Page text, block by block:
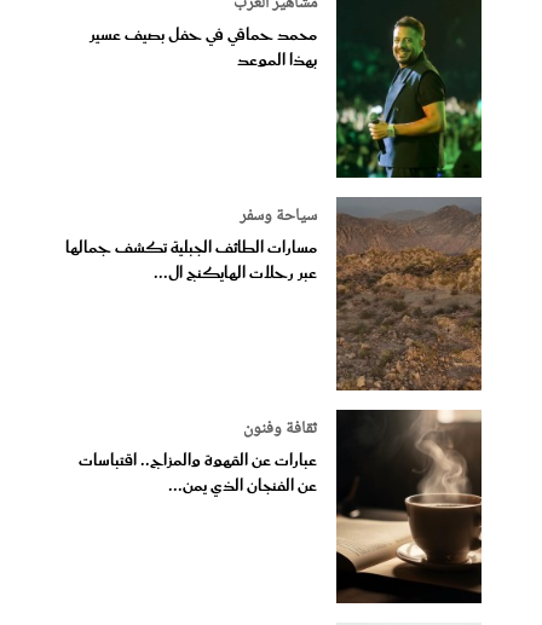
محمد حماقي في حفل بصيف عسير
بهذا الموعد
سياحة وسفر
مسارات الطائف الجبلية تكشف جمالها
عبر رحلات الهايكنج ال...
ثقافة وفنون
عبارات عن القهوة والمزاج.. اقتباسات
عن الفنجان الذي يمن...